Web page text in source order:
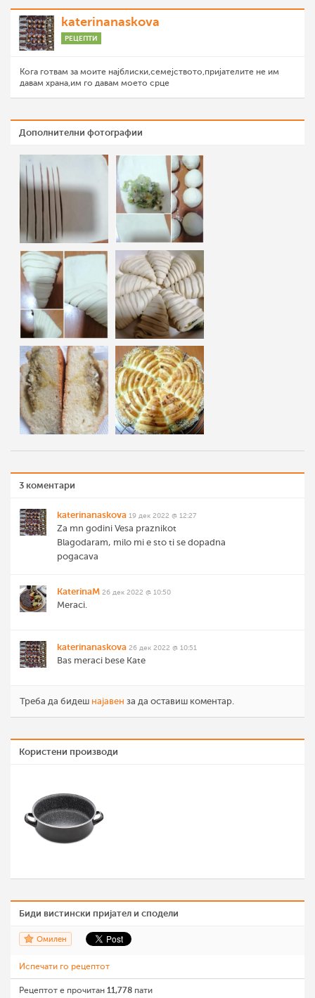
katerinanaskova
РЕЦЕПТИ
Кога готвам за моите најблиски,семејството,пријателите не им
давам храна,им го давам моето срце
Дополнителни фотографии
3 коментари
katerinanaskova 19 дек 2022 @ 12:27
Za mn godini Vesa praznikot
Blagodaram, milo mi e sto ti se dopadna
pogacava
KaterinaM 26 дек 2022 @ 10:50
Meraci.
katerinanaskova 26 дек 2022 @ 10:51
Bas meraci bese Kate
Треба да бидеш најавен за да оставиш коментар.
Користени производи
Биди вистински пријател и сподели
Омилен
Испечати го рецептот
Рецептот е прочитан 11,778 пати